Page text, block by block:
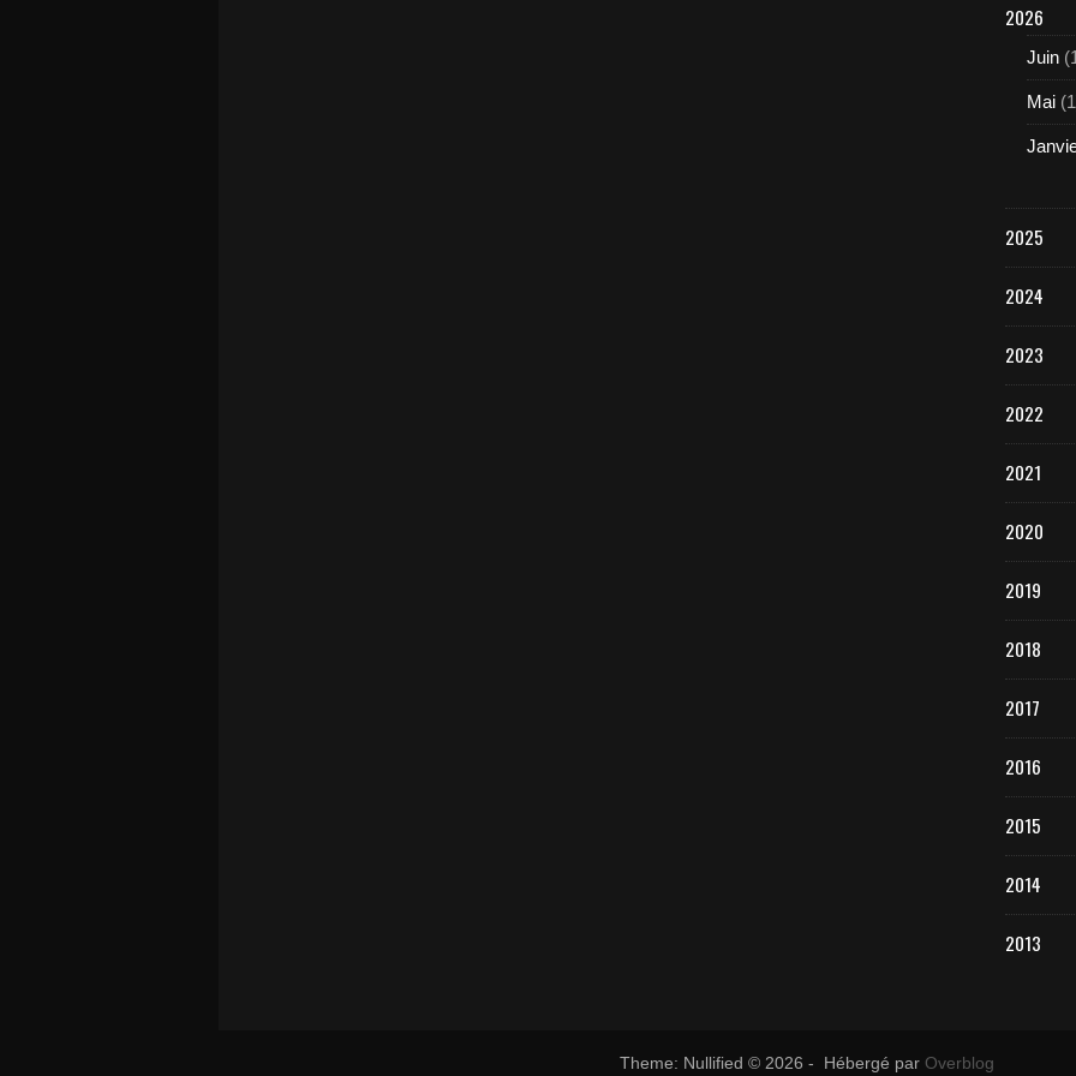
2026
Juin
Mai
2025
2024
2023
2022
2021
2020
2019
2018
2017
2016
2015
2014
2013
Theme: Nullified © 2026 - Hébergé par Overblog